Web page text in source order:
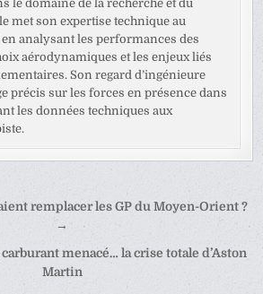
le domaine de la recherche et du
met son expertise technique au
en analysant les performances des
aérodynamiques et les enjeux liés
Son regard d’ingénieure
précis sur les forces en présence dans
les données techniques aux
remplacer les GP du Moyen-Orient ?
→
menacé… la crise totale d’Aston
Martin